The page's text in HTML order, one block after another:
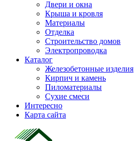
Двери и окна
Крыша и кровля
Материалы
Отделка
Строительство домов
Электропроводка
Каталог
Железобетонные изделия
Кирпич и камень
Пиломатериалы
Сухие смеси
Интересно
Карта сайта